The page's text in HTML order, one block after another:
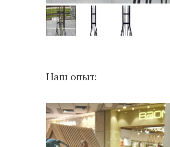
Наш опыт: